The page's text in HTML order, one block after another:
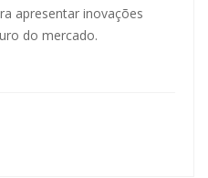
apresentar inovações
do mercado.